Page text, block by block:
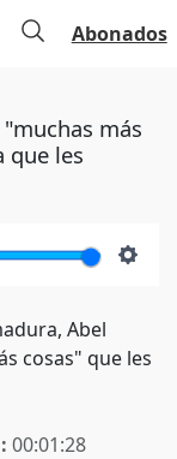
Abonados
más
que les
Abel
cosas" que les
00:01:28